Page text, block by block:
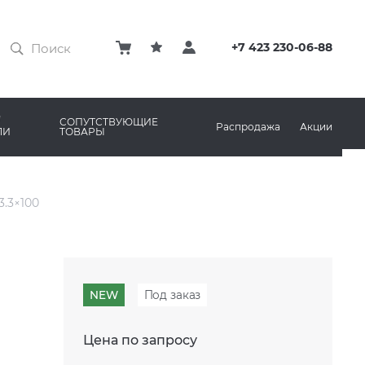
+7 423 230-06-88
MARAZZI
СОПУТСТВУЮЩИЕ
ТОВАРЫ
КЛЕЙ
СИСТЕМА ВЫРАВНИВАНИЯ
Распродажа Акции
NEW Под заказ
Цена по запросу